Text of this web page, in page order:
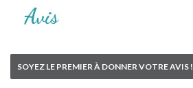
Avis
SOYEZ LE PREMIER À DONNER VOTRE AVIS !